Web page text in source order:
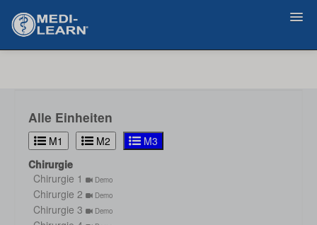
Alle Einheiten
M1 M2
M3
Chirurgie
Chirurgie 1
Demo
Chirurgie 2 Demo
Chirurgie 3 Demo